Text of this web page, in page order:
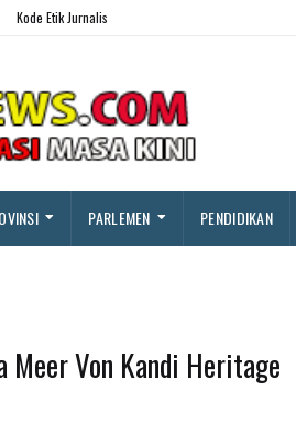
Kode Etik Jurnalis
PARLEMEN PENDIDIKAN
Von Kandi Heritage